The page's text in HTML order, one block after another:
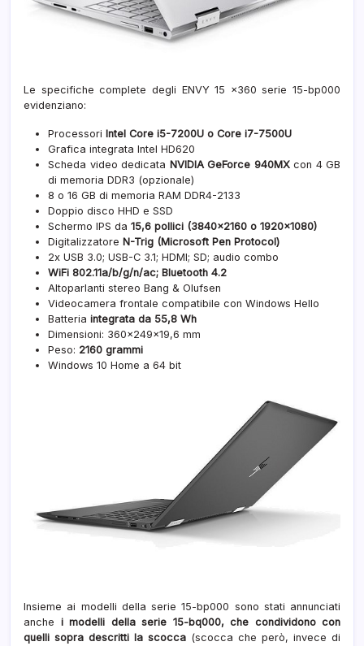
Le specifiche complete degli ENVY 15 x360 serie 15-bp000
evidenziano:
Processori Intel Core i5-7200U o Core i7-7500U
Grafica integrata Intel HD620
Scheda video dedicata NVIDIA GeForce 940MXcon 4 GB
di memoria DDR3 (opzionale)
8 o 16 GB di memoria RAM DDR4-2133
Doppio disco HHD e SSD
Schermo IPS da 15,6 pollici (3840×2160 o 1920×1080)
Digitalizzatore N-Trig (Microsoft Pen Protocol)
2x USB 3.0; USB-C 3.1; HDMI; SD; audio combo
WiFi 802.11a/b/g/n/ac; Bluetooth 4.2
Altoparlanti stereo Bang & Olufsen
Videocamera frontale compatibile con Windows Hello
Batteria integrata da 55,8 Wh
Dimensioni: 360×249×19,6 mm
Peso: 2160 grammi
Windows 10 Home a 64 bit
Insieme ai modelli della serie 15-bp000 sono stati annunciati
anche i modelli della serie 15-bq000, che condividono con
quelli sopra descritti la scocca (scocca che però, invece di